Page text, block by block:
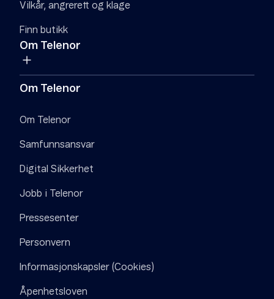
Vilkår, angrerett og klage
Finn butikk
Om Telenor
Om Telenor
Om Telenor
Samfunnsansvar
Digital Sikkerhet
Jobb i Telenor
Pressesenter
Personvern
Informasjonskapsler (Cookies)
Åpenhetsloven